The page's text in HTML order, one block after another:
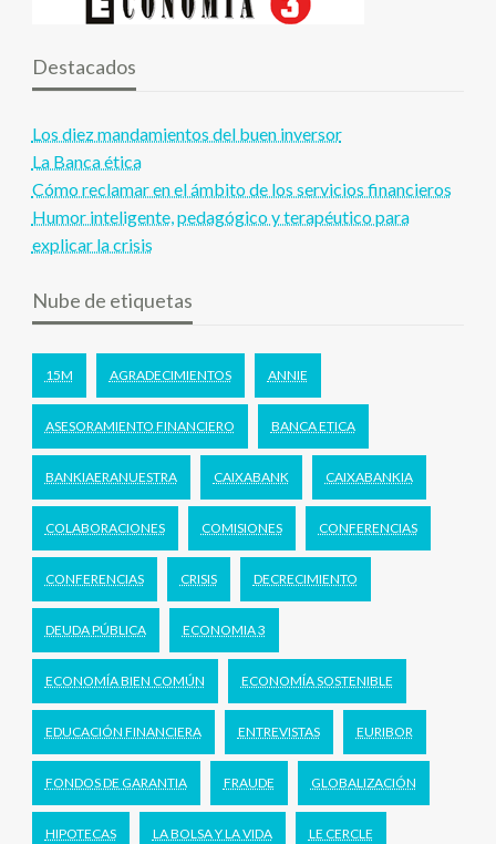
Destacados
Los diez mandamientos del buen inversor
La Banca ética
Cómo reclamar en el ámbito de los servicios financieros
Humor inteligente, pedagógico y terapéutico para
explicar la crisis
Nube de etiquetas
15M AGRADECIMIENTOS ANNIE
ASESORAMIENTO FINANCIERO BANCA ETICA
BANKIAERANUESTRA CAIXABANK CAIXABANKIA
COLABORACIONES COMISIONES CONFERENCIAS
CONFERENCIAS CRISIS DECRECIMIENTO
DEUDA PÚBLICA ECONOMIA 3
ECONOMÍA BIEN COMÚN ECONOMÍA SOSTENIBLE
EDUCACIÓN FINANCIERA ENTREVISTAS EURIBOR
FONDOS DE GARANTIA FRAUDE GLOBALIZACIÓN
HIPOTECAS LA BOLSA Y LA VIDA LE CERCLE